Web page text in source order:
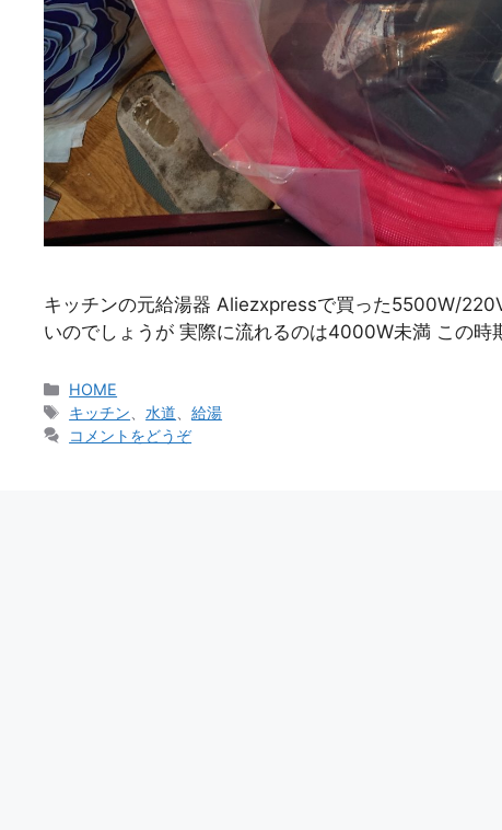
キッチンの元給湯器 Aliezxpressで買った5500W/
いのでしょうが 実際に流れるのは4000W未満 この
カ
テ
ゴ
HOME
タ
グ
キッチン 、水道 、給湯
コメントをどうぞ